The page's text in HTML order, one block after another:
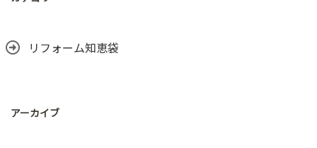
リフォーム知恵袋
アーカイブ